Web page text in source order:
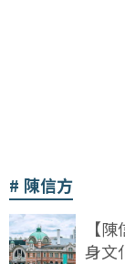
陳信方
【
身文